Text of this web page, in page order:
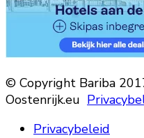
© Copyright Bariba
Oostenrijk.eu
Privacybeleid